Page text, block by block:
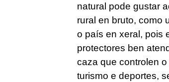
natural pode gustar
rural en bruto, como
o país en xeral, pois
protectores ben
caza que controlen
turismo e deportes,